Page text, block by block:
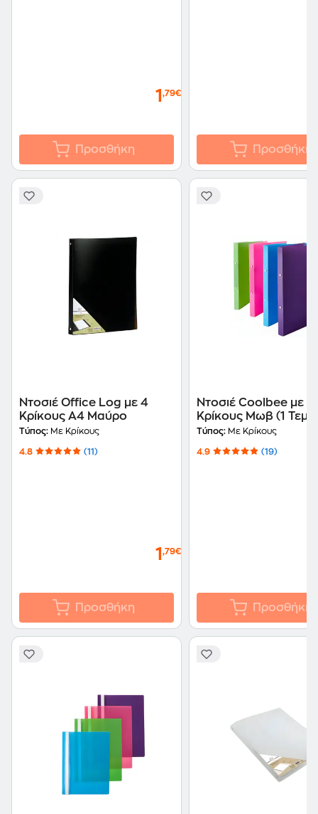
1 ,79€
Προσθήκη Προσθήκη
Ντοσιέ Office Log με 4
Κρίκους Α4 Μαύρο
Τύπος: Με Κρίκους
4.8 (11)
1 ,79€
Προσθήκη
Ντοσιέ Coolbee με 2
Κρίκους Μωβ (1
Τύπος: Με Κρίκους
4.9 (19)
Προσθήκη